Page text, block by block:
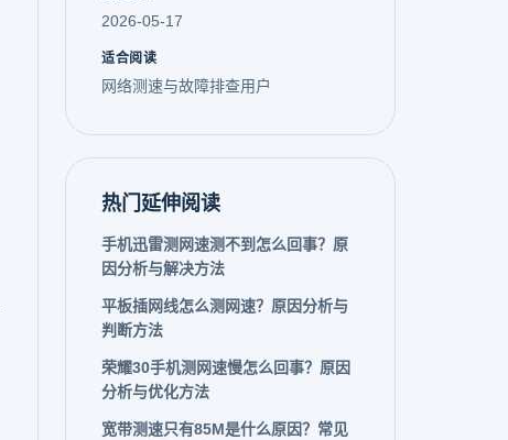
2026-05-17
适合阅读
网络测速与故障排查用户
热门延伸阅读
手机迅雷测网速测不到怎么回事？原
因分析与解决方法
平板插网线怎么测网速？原因分析与
判断方法
荣耀30手机测网速慢怎么回事？原因
分析与优化方法
宽带测速只有85M是什么原因？常见